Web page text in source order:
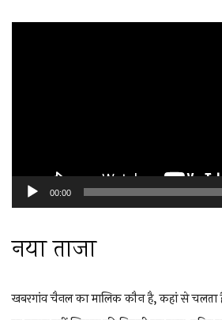
00:00
नया ताजा
खबरगांव चैनल का मालिक कौन है, कहां से चलता